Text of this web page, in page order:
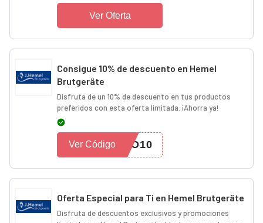
Ver Oferta
Consigue 10% de descuento en Hemel
Brutgeräte
Disfruta de un 10% de descuento en tus productos
preferidos con esta oferta limitada. ¡Ahorra ya!
MO10
Ver Código
Oferta Especial para Ti en Hemel Brutgeräte
Disfruta de descuentos exclusivos y promociones